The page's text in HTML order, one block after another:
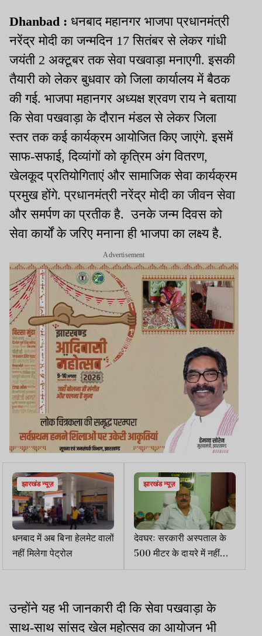
Dhanbad : धनबाद महानगर भाजपा प्रधानमंत्री
नरेंद्र मोदी का जन्मदिन 17 सितंबर से लेकर गांधी
जयंती 2 अक्टूबर तक सेवा पखवाड़ा मनाएगी. इसकी
तैयारी को लेकर बुधवार को जिला कार्यालय में बैठक
की गई. भाजपा महानगर अध्यक्ष श्रवण राय ने बताया
कि सेवा पखवाड़ा के दौरान मंडल से लेकर जिला
स्तर तक कई कार्यक्रम आयोजित किए जाएंगे. इसमें
साफ-सफाई, दिव्यांगों को कृत्रिम अंग वितरण,
खेलकूद प्रतियोगिताएं और सामाजिक सेवा कार्यक्रम
प्रमुख होंगे. प्रधानमंत्री नरेंद्र मोदी का जीवन सेवा
और समर्पण का प्रतीक है. उनके जन्म दिवस को
सेवा कार्यों के जरिए मनाना ही भाजपा का लक्ष्य है.
Advertisement
झारखंड न्यूज़
धनबाद में अब बिना हेलमेट वालों
नहीं मिलेगा पेट्रोल
झारखंड न्यूज़
देवघरः सरकारी अस्पताल के
500 मीटर के दायरे में नहीं
संचालित होंगे निजी लैब-
उन्होंने यह भी जानकारी दी कि सेवा पखवाड़ा के
साथ-साथ सांसद खेल महोत्सव का आयोजन भी